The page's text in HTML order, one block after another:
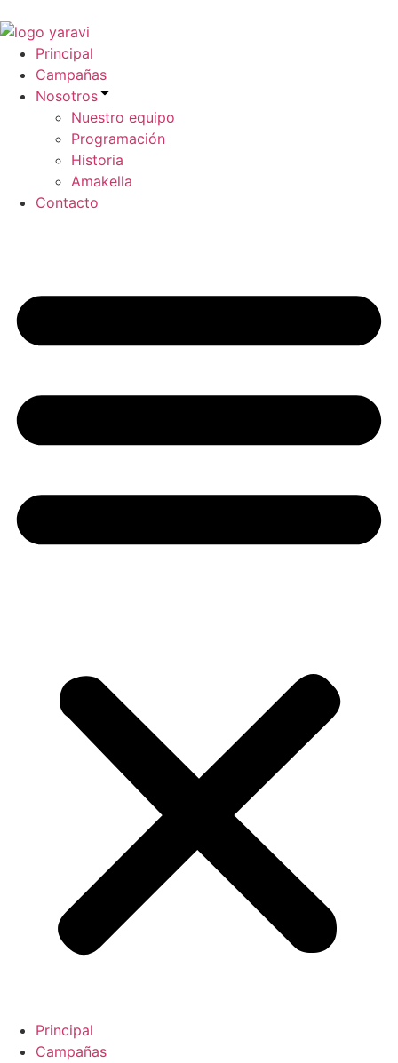
al
contenido
Principal
Campañas
Nosotros
Nuestro equipo
Programación
Historia
Amakella
Contacto
Principal
Campañas